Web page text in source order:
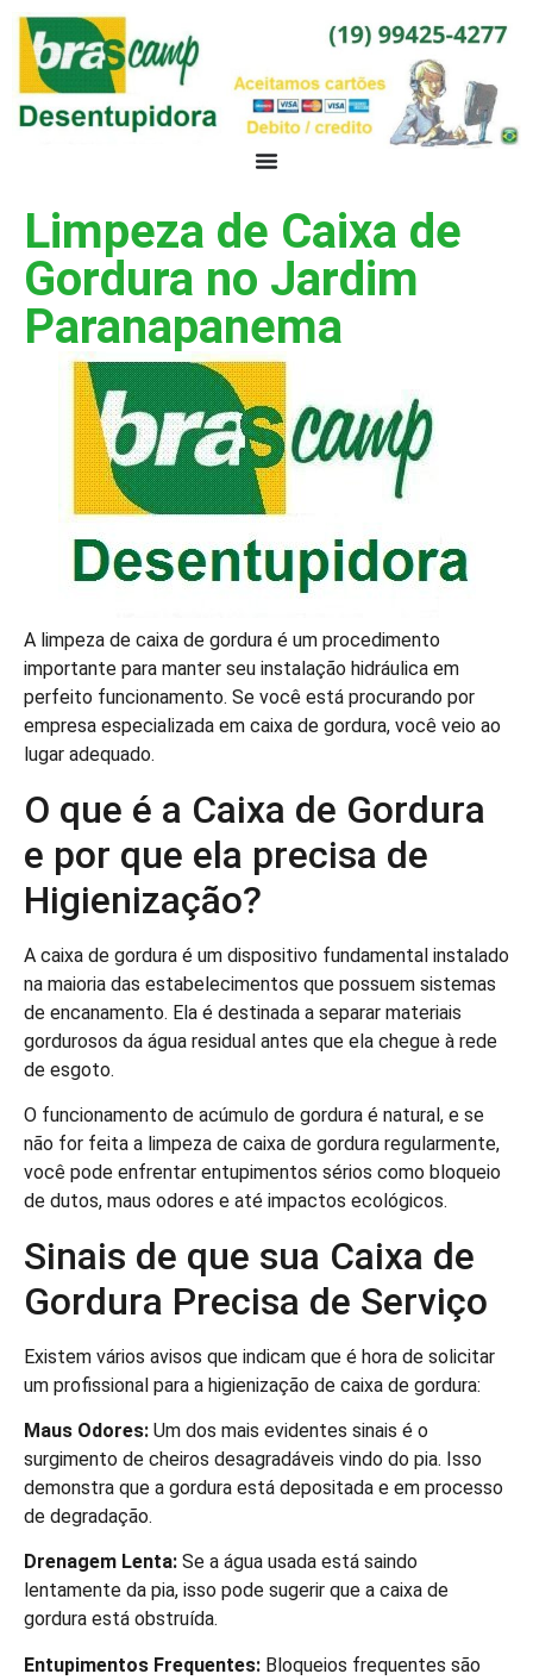
Limpeza de Caixa de
Gordura no Jardim
Paranapanema
A limpeza de caixa de gordura é um procedimento
importante para manter seu instalação hidráulica em
perfeito funcionamento. Se você está procurando por
empresa especializada em caixa de gordura, você veio ao
lugar adequado.
O que é a Caixa de Gordura
e por que ela precisa de
Higienização?
A caixa de gordura é um dispositivo fundamental instalado
na maioria das estabelecimentos que possuem sistemas
de encanamento. Ela é destinada a separar materiais
gordurosos da água residual antes que ela chegue à rede
de esgoto.
O funcionamento de acúmulo de gordura é natural, e se
não for feita a limpeza de caixa de gordura regularmente,
você pode enfrentar entupimentos sérios como bloqueio
de dutos, maus odores e até impactos ecológicos.
Sinais de que sua Caixa de
Gordura Precisa de Serviço
Existem vários avisos que indicam que é hora de solicitar
um profissional para a higienização de caixa de gordura:
Maus Odores: Um dos mais evidentes sinais é o
surgimento de cheiros desagradáveis vindo do pia. Isso
demonstra que a gordura está depositada e em processo
de degradação.
Drenagem Lenta: Se a água usada está saindo
lentamente da pia, isso pode sugerir que a caixa de
gordura está obstruída.
Entupimentos Frequentes: Bloqueios frequentes são